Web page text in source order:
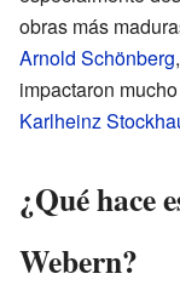
obras más
Arnold Schönberg
impactaron
Karlheinz
¿Qué hace
Webern?